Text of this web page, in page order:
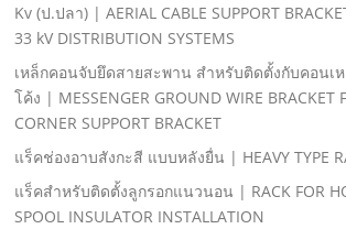
Kv (ป.ปลา) | AERIAL CABLE SUPPORT
33 kV DISTRIBUTION SYSTEMS
เหล็กคอนจับยึดสายสะพาน สําหรับติดตั้งกับคอนเห
โค้ง | MESSENGER GROUND WIRE BRACKET
CORNER SUPPORT BRACKET
แร็คช่องอาบสังกะสี แบบหลังยื่น | HEAVY TYPE
แร็คสําหรับติดตั้งลูกรอกแนวนอน | RACK FOR
SPOOL INSULATOR INSTALLATION